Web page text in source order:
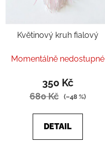
Květinový kruh fialový
Momentálně nedostupné
350 Kč
680 Kč (–48 %)
DETAIL